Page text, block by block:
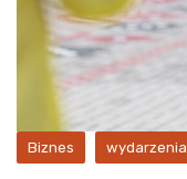
Biznes wydarzenia